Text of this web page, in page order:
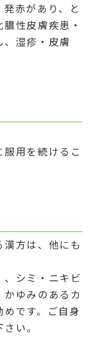
赤があり、と
性皮膚疾患・
湿疹・皮膚
用を続けるこ
方は、他にも
シミ・ニキビ
ゆみのあるカ
です。ご自身
い。